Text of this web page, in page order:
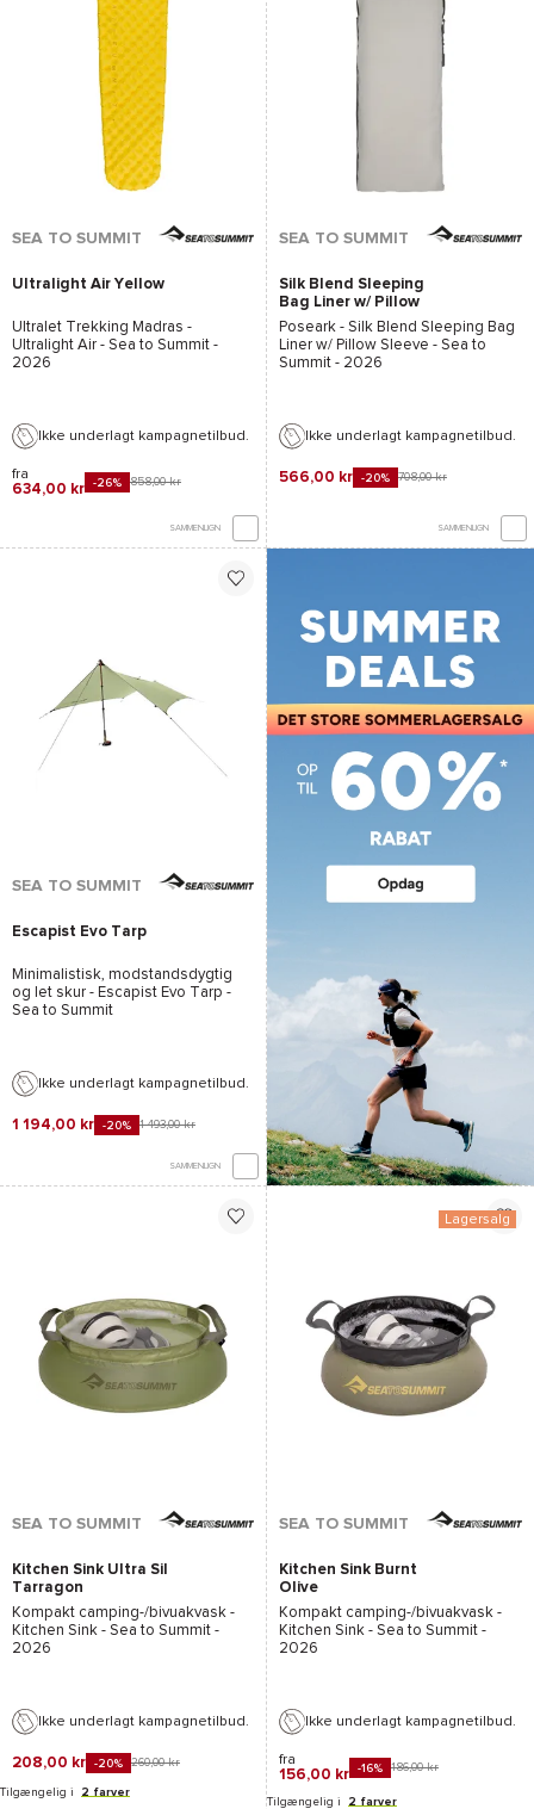
SEA TO SUMMIT
Ultralight Air Yellow
Ultralet Trekking Madras -
Ultralight Air - Sea to Summit -
2026
Ikke underlagt kampagnetilbud.
fra
634,00 kr -26% 858,00 kr
SAMMENLIGN
SEA TO SUMMIT
Silk Blend Sleeping
Bag Liner w/ Pillow
Sleeve
Poseark - Silk Blend Sleeping Bag
Liner w/ Pillow Sleeve - Sea to
Summit - 2026
Ikke underlagt kampagnetilbud.
566,00 kr -20% 708,00 kr
SAMMENLIGN
SEA TO SUMMIT
Escapist Evo Tarp
Minimalistisk, modstandsdygtig
og let skur - Escapist Evo Tarp -
Sea to Summit
Ikke underlagt kampagnetilbud.
1 194,00 kr -20% 1 493,00 kr
SAMMENLIGN
SEA TO SUMMIT
Kitchen Sink Ultra Sil
Tarragon
Kompakt camping-/bivuakvask -
Kitchen Sink - Sea to Summit -
2026
Ikke underlagt kampagnetilbud.
208,00 kr -20% 260,00 kr
Tilgængelig i 2 farver
Lagersalg
SEA TO SUMMIT
Kitchen Sink Burnt
Olive
Kompakt camping-/bivuakvask -
Kitchen Sink - Sea to Summit -
2026
Ikke underlagt kampagnetilbud.
fra
156,00 kr -16% 186,00 kr
Tilgængelig i 2 farver